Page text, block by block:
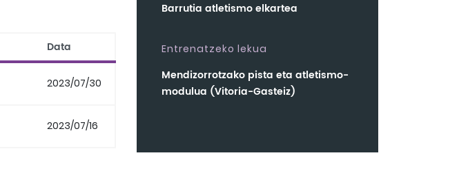
Data
2023/07/30
2023/07/16
Barrutia atletismo elkartea
Entrenatzeko lekua
Mendizorrotzako pista eta atletismo-
modulua (Vitoria-Gasteiz)